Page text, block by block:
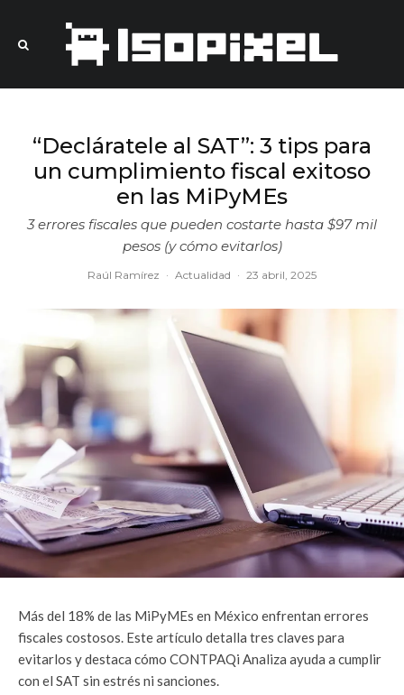
“Decláratele al SAT”: 3 tips para
un cumplimiento fiscal exitoso
en las MiPyMEs
3 errores fiscales que pueden costarte hasta $97 mil
pesos (y cómo evitarlos)
Raúl Ramírez · Actualidad · 23 abril, 2025
Más del 18% de las MiPyMEs en México enfrentan errores
fiscales costosos. Este artículo detalla tres claves para
evitarlos y destaca cómo CONTPAQi Analiza ayuda a cumplir
con el SAT sin estrés ni sanciones.